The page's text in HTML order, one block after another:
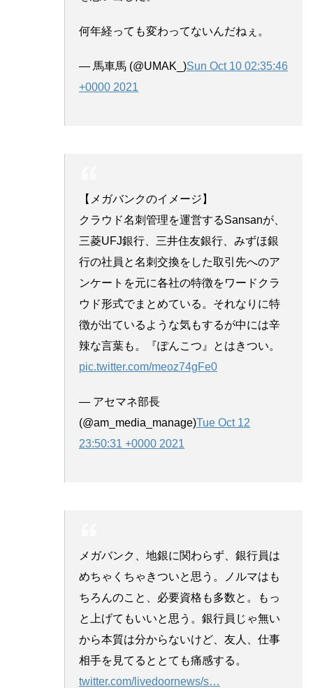
何年経っても変わってないんだねぇ。
— 馬車馬 (@UMAK_)Sun Oct 10 02:35:46
+0000 2021
【メガバンクのイメージ】
クラウド名刺管理を運営するSansanが、
三菱UFJ銀行、三井住友銀行、みずほ銀
行の社員と名刺交換をした取引先へのア
ンケートを元に各社の特徴をワードクラ
ウド形式でまとめている。それなりに特
徴が出ているような気もするが中には辛
辣な言葉も。『ぽんこつ』とはきつい。
pic.twitter.com/meoz74gFe0
— アセマネ部長
(@am_media_manage)Tue Oct 12
23:50:31 +0000 2021
メガバンク、地銀に関わらず、銀行員は
めちゃくちゃきついと思う。ノルマはも
ちろんのこと、必要資格も多数と。もっ
と上げてもいいと思う。銀行員じゃ無い
から本質は分からないけど、友人、仕事
相手を見てるととても痛感する。
twitter.com/livedoornews/s…